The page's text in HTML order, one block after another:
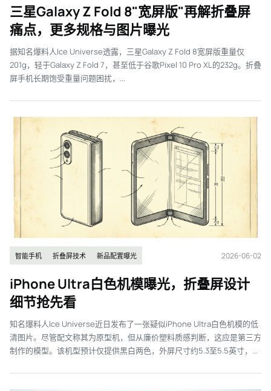
三星Galaxy Z Fold 8"宽屏版"再解折叠屏
痛点，更多规格与图片曝光
据知名爆料人Ice Universe透露，三星Galaxy Z Fold 8宽屏版重量仅
201g，轻于Galaxy Z Fold 7，甚至低于谷歌Pixel 10 Pro XL的232g。折叠
屏手机长期饱受重量问题困扰，...
智能手机 折叠屏技术 新品配置曝光 2026-06-02
iPhone Ultra白色机模曝光，折叠屏设计
细节抢先看
知名爆料人Ice Universe近日发布了一张疑似iPhone Ultra白色机模的低
清图片。尽管配文称其为原型机，但从廉价塑料质感判断，这应是第三方
制作的模型。该机型预计仅提供黑白两色，外屏尺寸约5.3至5.5英寸，...